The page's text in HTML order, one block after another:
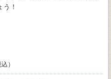
！
）